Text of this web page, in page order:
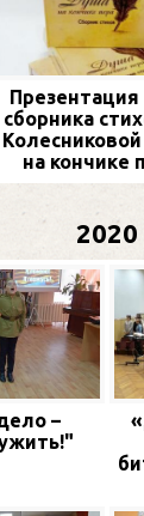
Презентация
сборника
на кончике
2020
–